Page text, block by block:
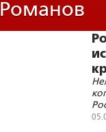
Романов